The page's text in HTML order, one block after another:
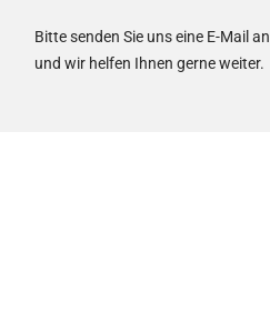
Bitte senden Sie uns eine E-Mail an
und wir helfen Ihnen gerne weiter.